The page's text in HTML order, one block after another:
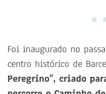
Foi inaugurado no
centro histórico de
Peregrino”, criado